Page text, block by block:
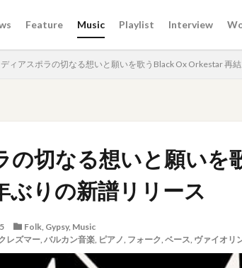
Feature Music Playlist Interview
ディアスポラの切なる想いと願いを歌うBlack Ox Orkestar 再
の切なる想いと願いを
ぶりの新譜リリース
Folk, Gypsy, Music
レズマー, バルカン音楽, ピアノ, フォーク, ベース, ヴァイオリ